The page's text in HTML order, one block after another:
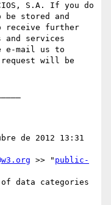
S.A. If you do
stored and
receive further
and services
e-mail us to
request will be
de 2012 13:31
>> " public-
of data categories